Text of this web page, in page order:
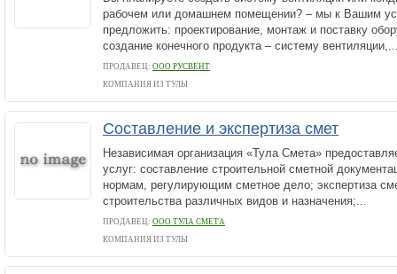
рабочем или домашнем помещении? – мы к Вашим
предложить: проектирование, монтаж и поставку
создание конечного продукта – систему
ПРОДАВЕЦ: ООО РУСВЕНТ
КОМПАНИЯ ИЗ ТУЛЫ
Составление и экспертиза смет
Независимая организация «Тула Смета»
услуг: составление строительной сметной
нормам, регулирующим сметное дело; экспертиза
строительства различных видов и назначения;...
ПРОДАВЕЦ: ООО ТУЛА СМЕТА
КОМПАНИЯ ИЗ ТУЛЫ